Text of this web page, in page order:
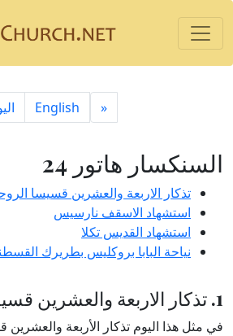
«
English
السنكسار هاتور 24
تذكار الاربعة والعشرين قسيسا
استشهاد الاسقف نارسيس
استشهاد القديس تكلا
نياحة البابا بروكليس بطريرك
1. تذكار الاربعة والعشرين قسيسا الروحانيين
في مثل هذا اليوم تذكار الأربعة